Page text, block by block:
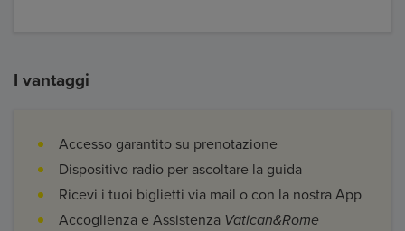
I vantaggi
Accesso garantito su prenotazione
Dispositivo radio per ascoltare la guida
Ricevi i tuoi biglietti via mail o con la nostra App
Accoglienza e Assistenza Vatican&Rome